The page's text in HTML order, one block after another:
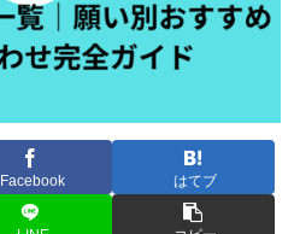
Facebook はてブ